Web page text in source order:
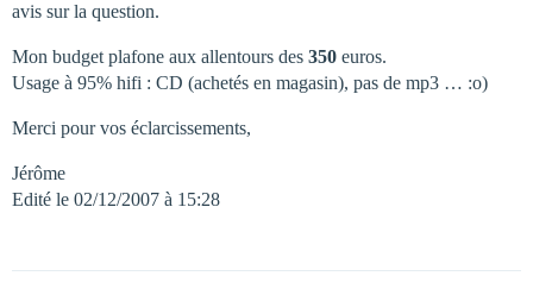
avis sur la question.
Mon budget plafone aux allentours des 350 euros.
Usage à 95% hifi : CD (achetés en magasin), pas de mp3 … :o)
Merci pour vos éclarcissements,
Jérôme
Edité le 02/12/2007 à 15:28